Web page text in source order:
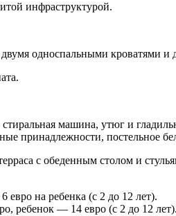
инфраструктурой.
односпальными кроватями и
машина, утюг и
принадлежности, постельное
с обеденным столом и
евро на ребенка (с 2 до 12 лет).
ребенок — 14 евро (с 2 до 12 лет).